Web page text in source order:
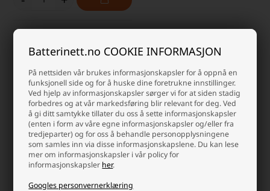
Batterinett.no COOKIE INFORMASJON
På nettsiden vår brukes informasjonskapsler for å oppnå en
funksjonell side og for å huske dine foretrukne innstillinger.
Ved hjelp av informasjonskapsler sørger vi for at siden stadig
forbedres og at vår markedsføring blir relevant for deg. Ved
å gi ditt samtykke tillater du oss å sette informasjonskapsler
(enten i form av våre egne informasjonskapsler og/eller fra
tredjeparter) og for oss å behandle personopplysningene
som samles inn via disse informasjonskapslene. Du kan lese
mer om informasjonskapsler i vår policy for
informasjonskapsler her.
Googles personvernerklæring
EVE 3,6 volt batterier er toppkvalitets batterier. EVE 3,6 volt batterier
er kjent for lang holdbarhet og lav selvutlading. EVE er blant de
største produsentene av 3,6V Lithium Thionyl Chloride-batterier.
Varmestyring og alarmsensor
Ved batteribytte i hjemmet er det viktig at alle batterier skiftes
samtidig, ellers kan batteriene tømme hverandre. EVE brukes både
til alarmsensor og varmestyring til f.eks. gulvvarmeføler.